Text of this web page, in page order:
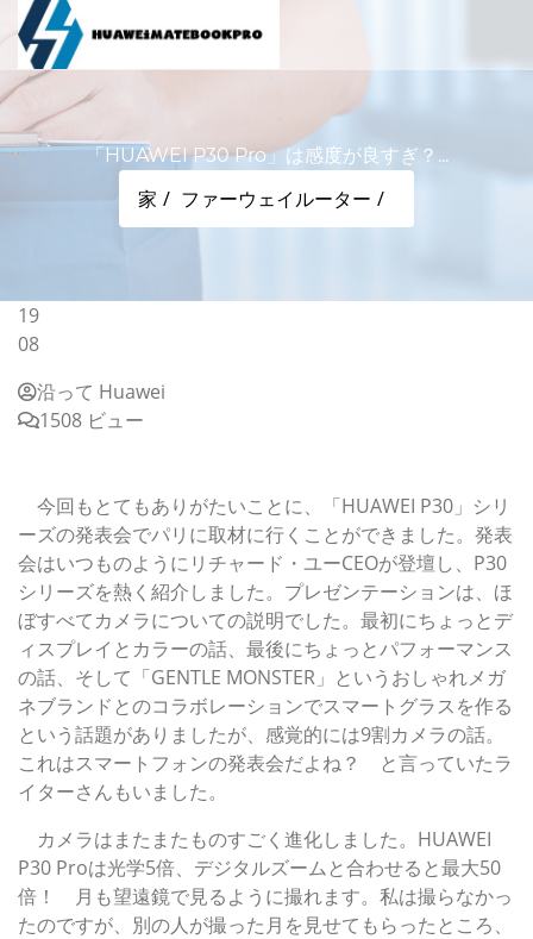
「HUAWEI P30 Pro」は感度が良すぎ？...
家 ファーウェイルーター
19
08
沿って Huawei
1508 ビュー
今回もとてもありがたいことに、「HUAWEI P30」シリ
ーズの発表会でパリに取材に行くことができました。発表
会はいつものようにリチャード・ユーCEOが登壇し、P30
シリーズを熱く紹介しました。プレゼンテーションは、ほ
ぼすべてカメラについての説明でした。最初にちょっとデ
ィスプレイとカラーの話、最後にちょっとパフォーマンス
の話、そして「GENTLE MONSTER」というおしゃれメガ
ネブランドとのコラボレーションでスマートグラスを作る
という話題がありましたが、感覚的には9割カメラの話。
これはスマートフォンの発表会だよね？ と言っていたラ
イターさんもいました。
カメラはまたまたものすごく進化しました。HUAWEI
P30 Proは光学5倍、デジタルズームと合わせると最大50
倍！ 月も望遠鏡で見るように撮れます。私は撮らなかっ
たのですが、別の人が撮った月を見せてもらったところ、